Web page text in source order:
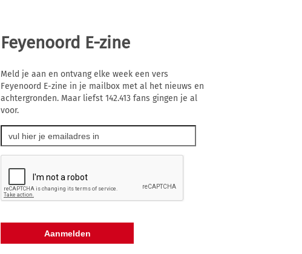
Feyenoord E-zine
Meld je aan en ontvang elke week een vers
Feyenoord E-zine in je mailbox met al het nieuws en
achtergronden. Maar liefst 142.413 fans gingen je al
voor.